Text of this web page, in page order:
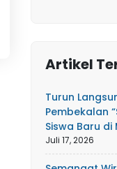
Artikel
Turun
Pembekalan
Siswa Baru di
Juli 17, 2026